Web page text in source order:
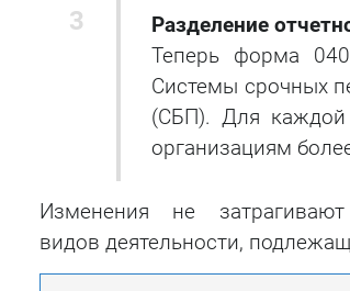
Разделение
Теперь форма
Системы срочных
(СБП). Для каждой
организациям
Изменения не
видов деятельности,